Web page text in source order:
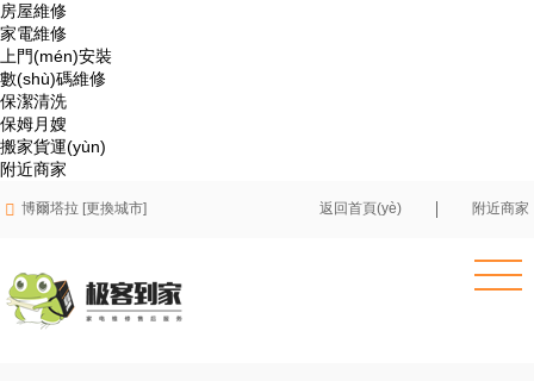
房屋維修
家電維修
上門(mén)安裝
數(shù)碼維修
保潔清洗
保姆月嫂
搬家貨運(yùn)
附近商家
 博爾塔拉 [更換城市] 返回首頁(yè) 附近商家